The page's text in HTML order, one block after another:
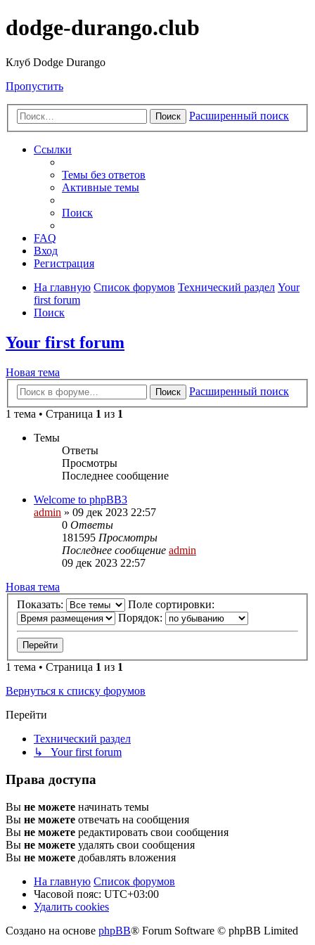
dodge-durango.club
Клуб Dodge Durango
Пропустить
Поиск Расширенный поиск
Ссылки
Темы без ответов
Активные темы
Поиск
FAQ
Вход
Регистрация
На главную Список форумов Технический раздел Your
first forum
Поиск
Your first forum
Новая тема
Поиск
Расширенный поиск
1 тема • Страница 1 из 1
Темы
Ответы
Просмотры
Последнее сообщение
Welcome to phpBB3
admin » 09 дек 2023 22:57
0 Ответы
181595 Просмотры
Последнее сообщение admin
09 дек 2023 22:57
Новая тема
Показать:
Поле сортировки:
Порядок:
1 тема • Страница 1 из 1
Вернуться к списку форумов
Перейти
Технический раздел
↳ Your first forum
Права доступа
Вы не можете начинать темы
Вы не можете отвечать на сообщения
Вы не можете редактировать свои сообщения
Вы не можете удалять свои сообщения
Вы не можете добавлять вложения
На главную Список форумов
Часовой пояс: UTC+03:00
Удалить cookies
Создано на основе phpBB® Forum Software © phpBB Limited